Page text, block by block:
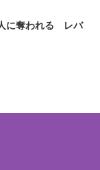
に奪われる レバ